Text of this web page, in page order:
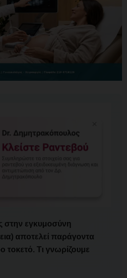
στην εγκυμοσύνη
αποτελεί παράγοντα
τοκετό. Τι γνωρίζουμε